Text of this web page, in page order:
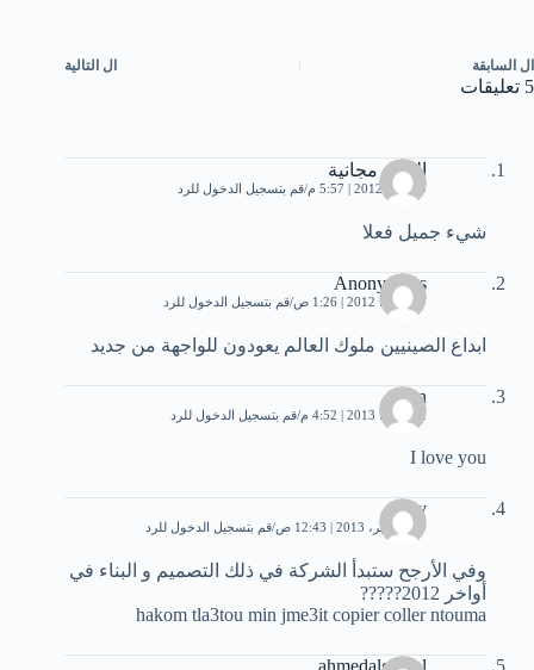
ال السابقة ال التالية
5 تعليقات
العاب مجانية
9 يوليو، 2012 | 5:57 م قم بتسجيل الدخول للرد
شيء جميل فعلا
Anonymous
27 يوليو، 2012 | 1:26 ص قم بتسجيل الدخول للرد
ابداع الصينيين ملوك العالم يعودون للواجهة من جديد
ban
2 مارس، 2013 | 4:52 م قم بتسجيل الدخول للرد
I love you
eddy
30 سبتمبر، 2013 | 12:43 ص قم بتسجيل الدخول للرد
وفي الأرجح ستبدأ الشركة في ذلك التصميم و البناء في
أواخر 2012?????
hakom tla3tou min jme3it copier coller ntouma